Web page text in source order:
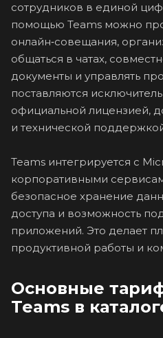
сотрудников в единой
помощью Teams можно
онлайн‑совещания,
общаться в чатах,
документы и управлять
поставляются
официальной лицензией,
и технической
Teams интегрируется с
корпоративными
безопасное хранение
доступа и возможность
приложений. Это делает
продуктивной работы и
Основные
Teams в